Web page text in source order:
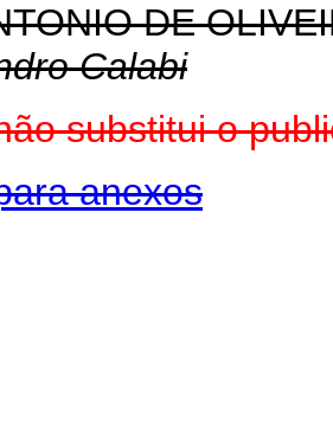
DE
Calabi
substitui o
anexos